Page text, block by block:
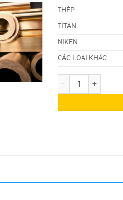
THÉP
TITAN
NIKEN
CÁC LOẠI KHÁC
Đồng 20335 quantity